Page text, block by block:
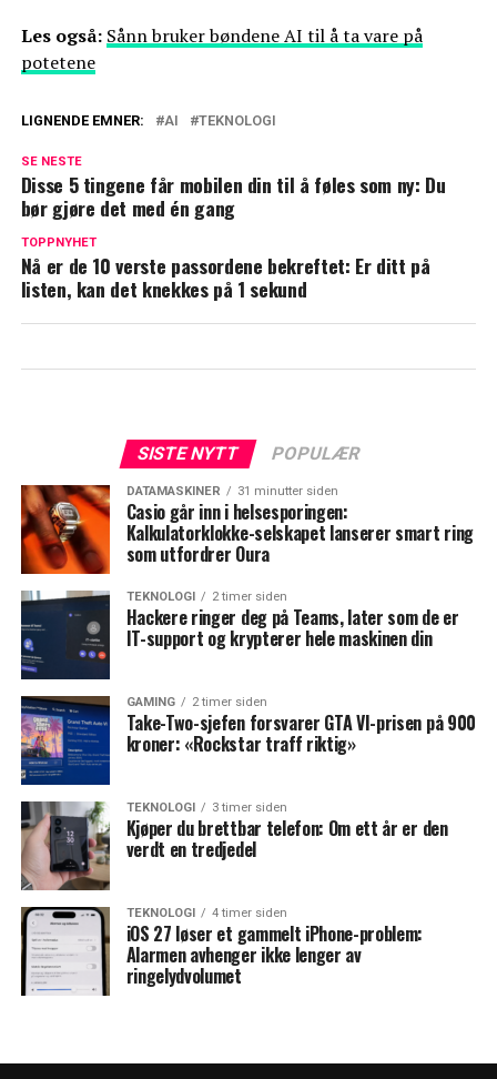
Les også: Sånn bruker bøndene AI til å ta vare på
potetene
LIGNENDE EMNER: AI TEKNOLOGI
SE NESTE
Disse 5 tingene får mobilen din til å føles som ny: Du
bør gjøre det med én gang
TOPPNYHET
Nå er de 10 verste passordene bekreftet: Er ditt på
listen, kan det knekkes på 1 sekund
SISTE NYTT POPULÆR
DATAMASKINER 31 minutter siden
Casio går inn i helsesporingen:
Kalkulatorklokke-selskapet lanserer smart ring
som utfordrer Oura
TEKNOLOGI 2 timer siden
Hackere ringer deg på Teams, later som de er
IT-support og krypterer hele maskinen din
GAMING 2 timer siden
Take-Two-sjefen forsvarer GTA VI-prisen på 900
kroner: «Rockstar traff riktig»
TEKNOLOGI 3 timer siden
Kjøper du brettbar telefon: Om ett år er den
verdt en tredjedel
TEKNOLOGI 4 timer siden
iOS 27 løser et gammelt iPhone-problem:
Alarmen avhenger ikke lenger av
ringelydvolumet